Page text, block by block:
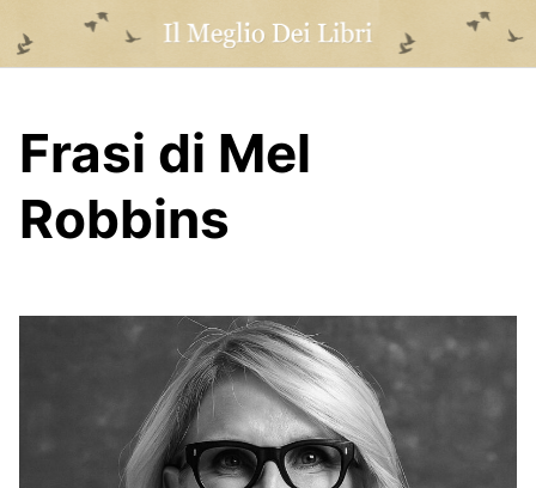
content
Frasi di Mel
Robbins